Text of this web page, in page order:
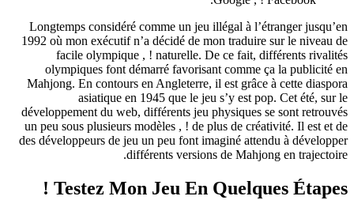
Longtemps
1992 où mon exécutif
facile
olympiques font
Mahjong. En
asiatique
développement du
un peu sous
des développeurs de
Testez